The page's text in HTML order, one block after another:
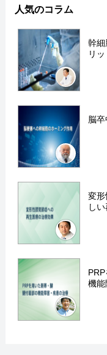
人気のコラム
幹細
リ
脳
変形
し
機能